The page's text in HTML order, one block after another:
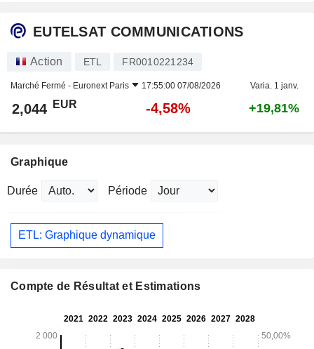
EUTELSAT COMMUNICATIONS
Action ETL FR0010221234
Marché Fermé - Euronext Paris 17:55:00 07/08/2026 Varia. 1 janv.
2,044 EUR -4,58% +19,81%
Graphique
Durée Période
ETL: Graphique dynamique
Compte de Résultat et Estimations